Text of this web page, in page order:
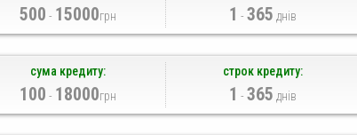
500 - 15000грн 1 -365 днів
сума кредиту:
100 - 18000грн
строк кредиту:
1 -365 днів